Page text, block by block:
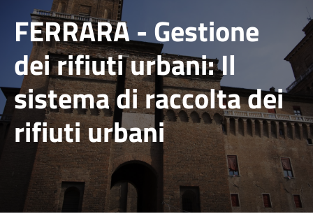
FERRARA - Gestione
dei rifiuti urbani: Il
sistema di raccolta dei
rifiuti urbani